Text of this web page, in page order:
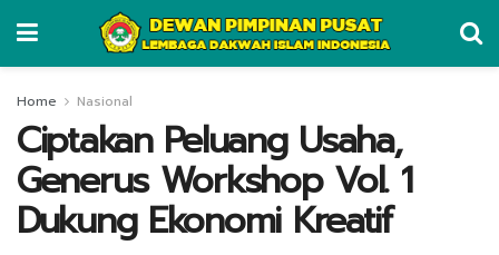
Home Nasional
Ciptakan Peluang Usaha,
Generus Workshop Vol. 1
Dukung Ekonomi Kreatif